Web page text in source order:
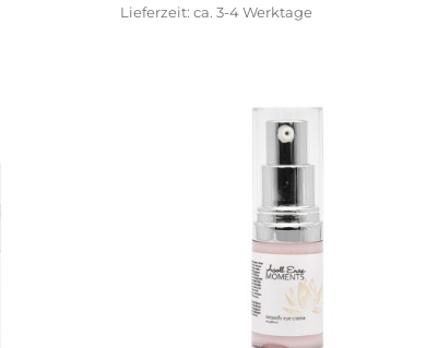
Lieferzeit: ca. 3-4 Werktage